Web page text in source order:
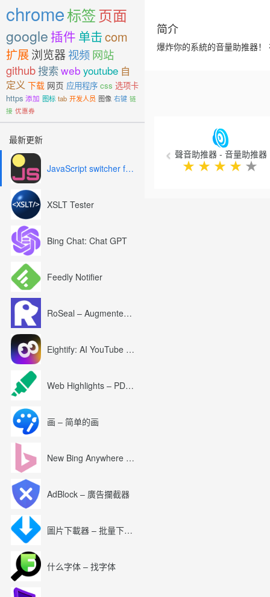
chrome标签页面
google 插件 单击com
扩展浏览器 视频网站
github搜索web youtube 自
定义 下载 网页 应用程序 css 选项卡
https 添加 图标 tab 开发人员 图像 右键 链
接 优惠券
最新更新
JavaScript switcher for SEO and development
XSLT Tester
Bing Chat: Chat GPT
Feedly Notifier
RoSeal – Augmented Roblox Experience
Eightify: AI YouTube Summary with ChatGPT
Web Highlights – PDF & Web Highlighter
画 – 简单的画
New Bing Anywhere (Bing Chat GPT-4)
AdBlock – 廣告攔截器
圖片下載器 – 批量下載圖片
什么字体 – 找字体
简介
爆炸你的系統的音量助推器
聲音助推器 - 音量助推器
★ ★ ★ ★ ★